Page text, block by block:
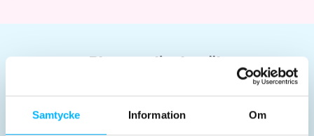
Samtycke Information Om
Planera ditt besök